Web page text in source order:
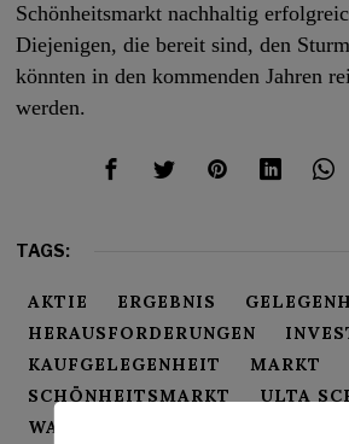
Schönheitsmarkt nachhaltig
Diejenigen, die bereit sind, den
könnten in den kommenden Jahren
werden.
TAGS:
AKTIE ERGEBNIS
HERAUSFORDERUNGEN
KAUFGELEGENHEIT
MARKT
SCHÖNHEITSMARKT
ULTA
WACHSTUM